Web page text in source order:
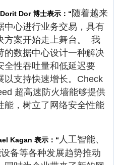
Dor 博士表示：“随着越来
中心进行业务交易，具有
方案开始走上舞台。 我
的数据中心设计一种解决
全性吞吐量和低延迟要
以支持快速增长。Check
超高速防火墙能够提供
能，树立了网络安全性能
Kagan 表示：“ 人工智能、
备等各种发展趋势推动